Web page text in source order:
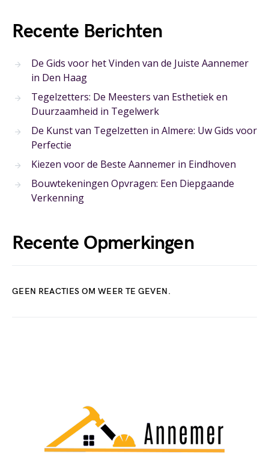
Recente Berichten
De Gids voor het Vinden van de Juiste Aannemer
in Den Haag
Tegelzetters: De Meesters van Esthetiek en
Duurzaamheid in Tegelwerk
De Kunst van Tegelzetten in Almere: Uw Gids voor
Perfectie
Kiezen voor de Beste Aannemer in Eindhoven
Bouwtekeningen Opvragen: Een Diepgaande
Verkenning
Recente Opmerkingen
GEEN REACTIES OM WEER TE GEVEN.